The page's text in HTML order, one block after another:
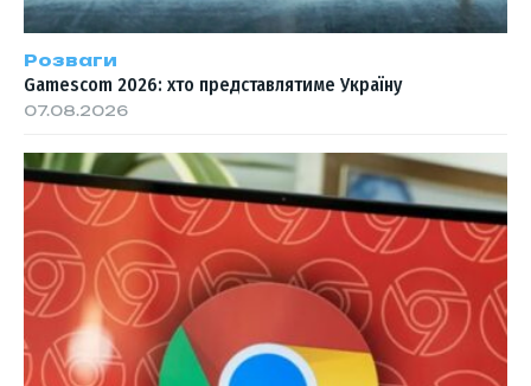
Розваги
Gamescom 2026: хто представлятиме Україну
07.08.2026